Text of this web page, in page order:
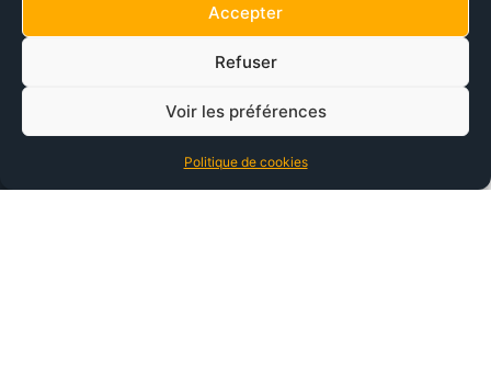
Accepter
Refuser
Voir les préférences
Politique de cookies